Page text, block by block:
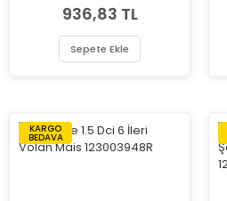
936,83 TL
Sepete Ekle
KARGO
BEDAVA